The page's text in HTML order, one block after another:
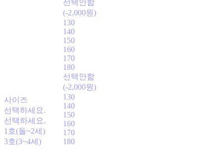
사이즈
선택하세요.
선택하세요.
1호(돌~2세)
3호(3~4세)
선택안함
(-2,000원)
130
140
150
160
170
180
선택안함
(-2,000원)
130
140
150
160
170
180